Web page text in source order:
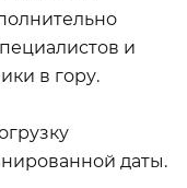
и
в гору.
даты.